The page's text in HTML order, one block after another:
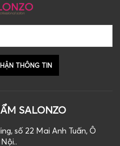
SALONZO
số 22 Mai Anh Tuấn, Ô